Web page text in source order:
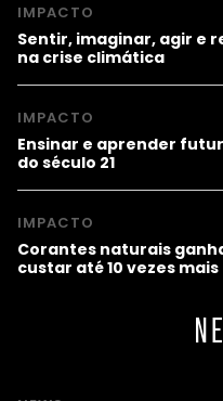
IMPACTO
Sentir, imaginar, agir e
na crise climática
IMPACTO
Ensinar e aprender
do século 21
IMPACTO
Corantes naturais
custar até 10 vezes mais